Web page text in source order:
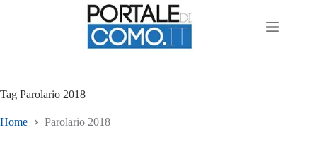
Tag Parolario 2018
Home Parolario 2018